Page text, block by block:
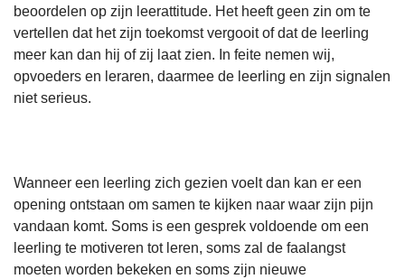
beoordelen op zijn leerattitude. Het heeft geen zin om te
vertellen dat het zijn toekomst vergooit of dat de leerling
meer kan dan hij of zij laat zien. In feite nemen wij,
opvoeders en leraren, daarmee de leerling en zijn signalen
niet serieus.
Wanneer een leerling zich gezien voelt dan kan er een
opening ontstaan om samen te kijken naar waar zijn pijn
vandaan komt. Soms is een gesprek voldoende om een
leerling te motiveren tot leren, soms zal de faalangst
moeten worden bekeken en soms zijn nieuwe